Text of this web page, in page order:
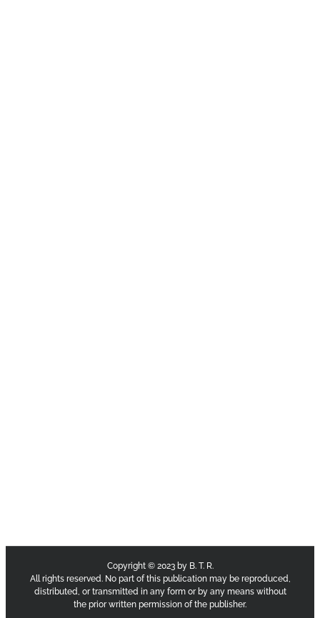
Copyright © 2023 by B. T. R.
All rights reserved. No part of this publication may be reproduced,
distributed, or transmitted in any form or by any means without
the prior written permission of the publisher.